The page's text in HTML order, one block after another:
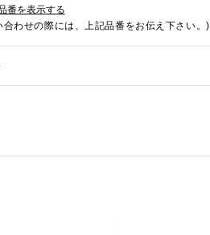
番を表示する
合わせの際には、上記品番をお伝え下さい。)